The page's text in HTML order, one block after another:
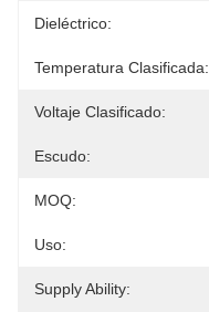
Dieléctrico:
Temperatura Clasificada:
Voltaje Clasificado:
Escudo:
MOQ:
Uso:
Supply Ability: